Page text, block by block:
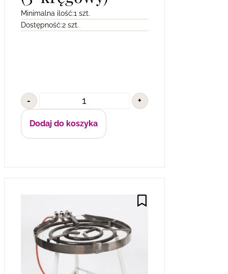
Minimalna ilość:1 szt.
Dostępność:2 szt.
- +
Dodaj do koszyka